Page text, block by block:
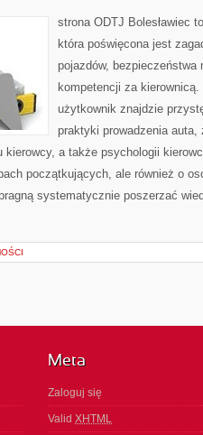
strona ODTJ Bolesławiec
która poświęcona jest
pojazdów, bezpieczeństwa
kompetencji za
użytkownik znajdzie
praktyki prowadzenia auta,
kierowcy, a także psychologii
początkujących, ale również o
systematycznie poszerzać
Meta
Zaloguj się
Valid XHTML